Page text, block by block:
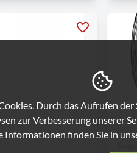
Durch das Aufrufen
zur Verbesserung unserer
Informationen finden Sie in